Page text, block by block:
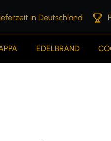
in Deutschland
EDELBRAND